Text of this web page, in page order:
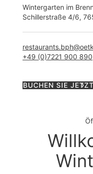
Wintergarten im
Schillerstraße 4/6,
+49 (0)7221 900 890
BUCHEN SIE JETZT